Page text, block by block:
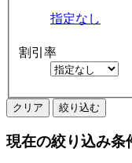
指定なし
割引率
クリア 絞り込む
現在の絞り込み条